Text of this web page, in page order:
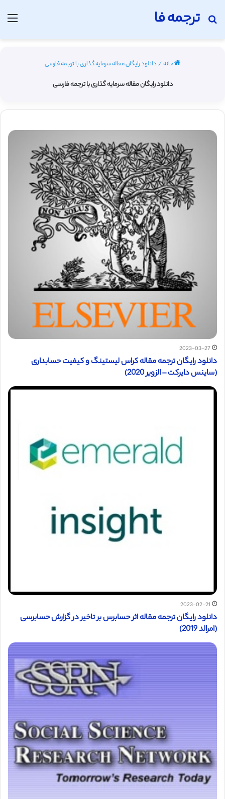
ترجمه فا
جستجو برای
خانه/ دانلود رایگان مقاله سرمایه گذاری با ترجمه فارسی
دانلود رایگان مقاله سرمایه گذاری با ترجمه فارسی
2023-03-27
دانلود رایگان ترجمه مقاله کراس لیستینگ و کیفیت حسابداری
(ساینس دایرکت – الزویر 2020)
2023-02-21
دانلود رایگان ترجمه مقاله اثر حسابرس بر تاخیر در گزارش حسابرسی
(امرالد 2019)